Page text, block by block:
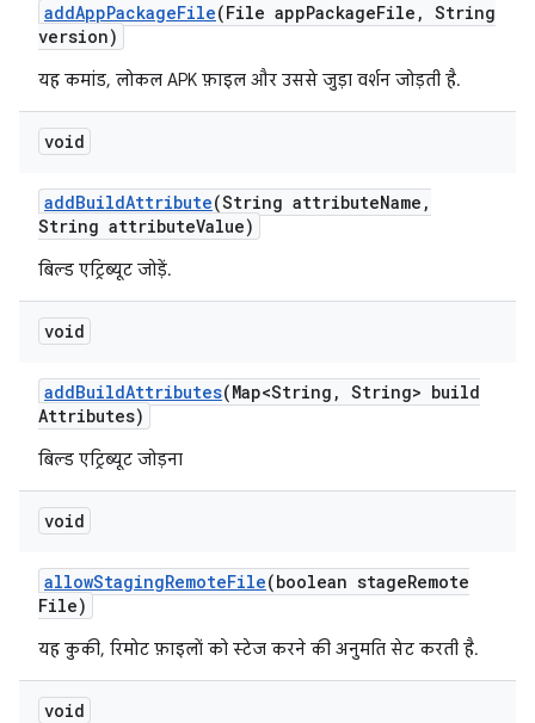
addAppPackageFile(File appPackageFile , String
version)
यह कमांड, लोकल APK फ़ाइल और उससे जुड़ा वर्शन जोड़ती है.
void
addBuildAttribute(String attributeName ,
String attributeValue)
बिल्ड एट्रिब्यूट जोड़ें.
void
addBuildAttributes(Map<String , String> build
Attributes)
बिल्ड एट्रिब्यूट जोड़ना
void
allowStagingRemoteFile(boolean stageRemote
File)
यह कुकी, रिमोट फ़ाइलों को स्टेज करने की अनुमति सेट करती है.
void